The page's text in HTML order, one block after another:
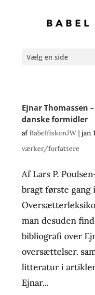
Vælg en side
Ejnar Thomassen
danske formidler
afBabelfiskenJW| jan
værker/forfattere
Af Lars P.
bragt første gang
man desuden
bibliografi over
oversættelser.
litteratur i
Ejnar...